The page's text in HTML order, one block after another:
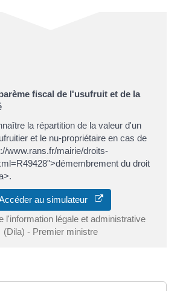
fiscal de l'usufruit et de la
la répartition de la valeur d'un
et le nu-propriétaire en cas de
www.rans.fr/mairie/droits-
du droit
au simulateur
l'information légale et administrative
(Dila) - Premier ministre